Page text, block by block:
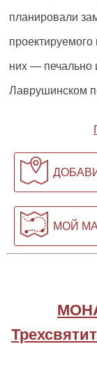
планировали
них — печально
Лаврушинском
МОЙ